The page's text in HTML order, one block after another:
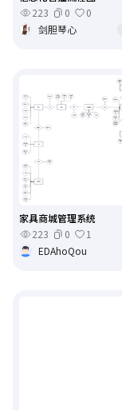
223
0
0
剑胆琴心
家具商城管理系统
223
0
1
EDAhoQou